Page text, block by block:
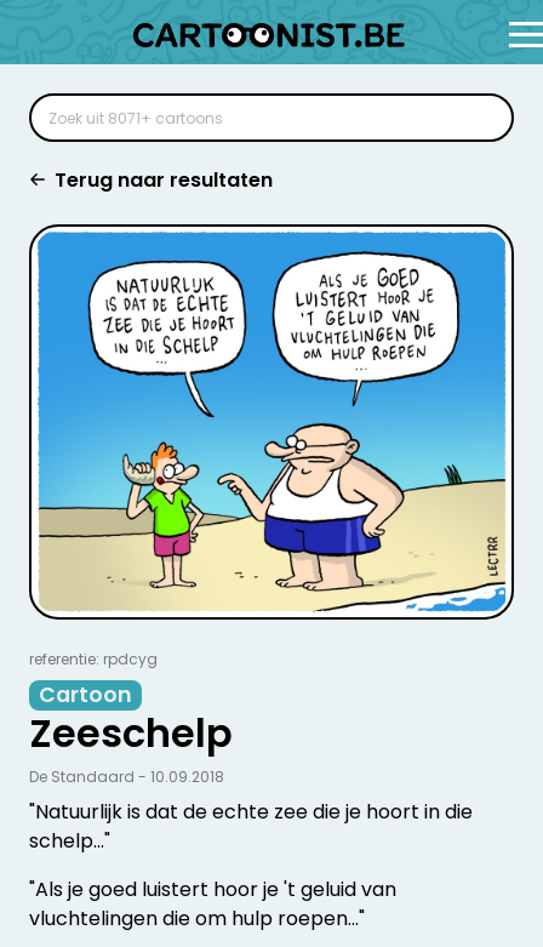
Terug naar resultaten
referentie: rpdcyg
Cartoon
Zeeschelp
"Natuurlijk is dat de echte zee die je hoort in die
schelp..."
"Als je goed luistert hoor je 't geluid van
vluchtelingen die om hulp roepen..."
De Standaard - 10.09.2018